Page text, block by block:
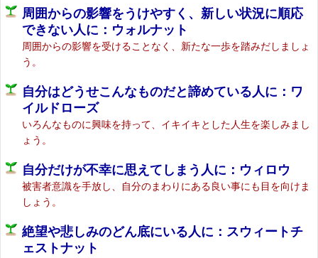
周囲からの影響をうけやすく、新しい状況に順応
できない人に：ウォルナット
周囲からの影響を受けることなく、新たな一歩を踏みだしましょ
う。
自分はどうせこんなものだと諦めている人に：ワ
イルドローズ
いろんなものに興味を持って、イキイキとした人生を楽しみまし
ょう。
自分だけが不幸に思えてしまう人に：ウィロウ
被害者意識を手放し、自分のまわりにある良い事にも目を向けま
しょう。
絶望や悲しみのどん底にいる人に：スウィートチ
ェストナット